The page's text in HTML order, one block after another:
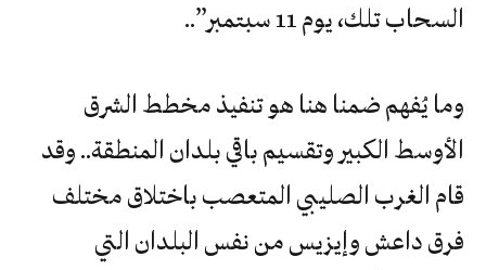
السحاب تلك، يوم 11 سبتمبر”..
وما يُفهم ضمنا هنا هو تنفيذ مخطط الشرق
الأوسط الكبير وتقسيم باقي بلدان المنطقة.. وقد
قام الغرب الصليبي المتعصب باختلاق مختلف
فرق داعش وإيزيس من نفس البلدان التي